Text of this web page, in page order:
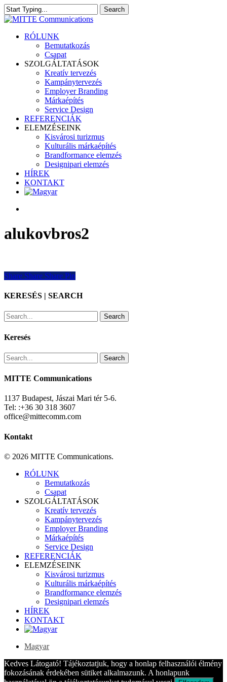
Skip
to
content
Search
Close
search
Menu
RÓLUNK
Bemutatkozás
Csapat
SZOLGÁLTATÁSOK
Kreatív tervezés
Kampánytervezés
Employer Branding
Márkaépítés
Service Design
REFERENCIÁK
ELEMZÉSEINK
Kisvárosi turizmus
Kulturális márkaépítés
Brandformance elemzés
Designipari elemzés
HÍREK
KONTAKT
alukovbros2
Share
Share Share Share Pin
KERESÉS | SEARCH
Search
Keresés
Search
MITTE Communications
1137 Budapest, Jászai Mari tér 5-6.
Tel: :+36 30 318 3607
office@mittecomm.com
Kontakt
© 2026 MITTE Communications.
Close
RÓLUNK
Bemutatkozás
Csapat
SZOLGÁLTATÁSOK
Kreatív tervezés
Kampánytervezés
Employer Branding
Márkaépítés
Service Design
REFERENCIÁK
ELEMZÉSEINK
Kisvárosi turizmus
Kulturális márkaépítés
Brandformance elemzés
Designipari elemzés
HÍREK
KONTAKT
Magyar
Kedves Látogató! Tájékoztatjuk, hogy a honlap felhasználói élmény
fokozásának érdekében sütiket alkalmazunk. A honlapunk